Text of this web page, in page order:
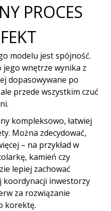
PROCES
modelu jest spójność.
wnętrze wynika z
dopasowywane po
przede wszystkim czuć
kompleksowo, łatwiej
Można zdecydować,
– na przykład w
kamień czy
lepiej zachować
koordynacji inwestorzy
za rozwiązanie
korektę.